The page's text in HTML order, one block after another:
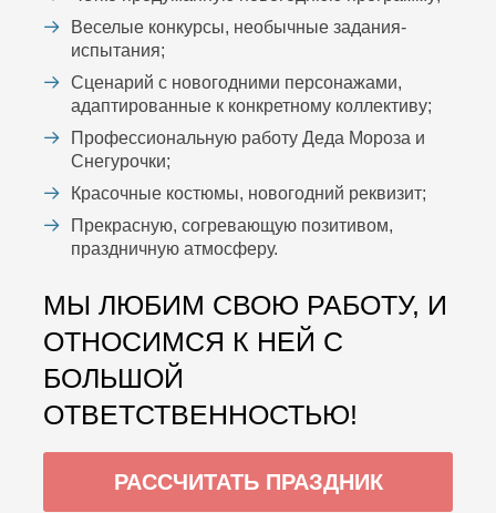
Веселые конкурсы, необычные задания-
испытания;
Сценарий с новогодними персонажами,
адаптированные к конкретному коллективу;
Профессиональную работу Деда Мороза и
Снегурочки;
Красочные костюмы, новогодний реквизит;
Прекрасную, согревающую позитивом,
праздничную атмосферу.
МЫ ЛЮБИМ СВОЮ РАБОТУ, И
ОТНОСИМСЯ К НЕЙ С
БОЛЬШОЙ
ОТВЕТСТВЕННОСТЬЮ!
РАССЧИТАТЬ ПРАЗДНИК